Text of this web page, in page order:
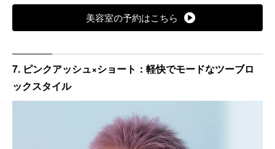
美容室の予約はこちら
7. ピンクアッシュ×ショート：軽快でモードなツーブロ
ックスタイル